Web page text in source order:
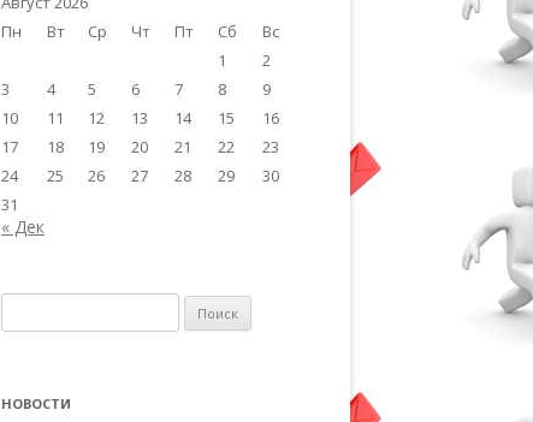
Пн
Вт Ср Чт Пт Сб
Вс
1
2
3
4 5 6 7 8
9
10
11 12 13 14 15
16
17
18 19 20 21 22
23
24
25 26 27 28 29
30
31
« Дек
НОВОСТИ